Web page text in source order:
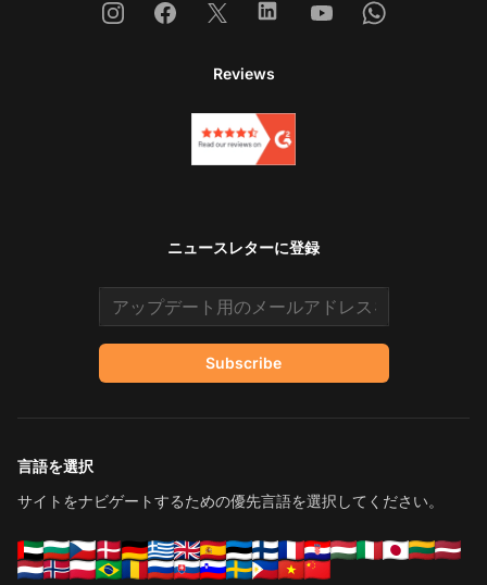
InstagramFacebook
X LinkedinYoutubeWhatsapp
Reviews
ニュースレターに登録
Email address
Subscribe
言語を選択
サイトをナビゲートするための優先言語を選択してください。